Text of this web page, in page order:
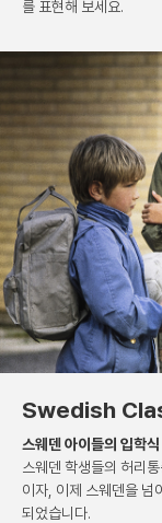
를 표현해 보세요.
Swedish
스웨덴 아이들의 입학
스웨덴 학생들의 허리
이자, 이제 스웨덴을 넘
되었습니다.